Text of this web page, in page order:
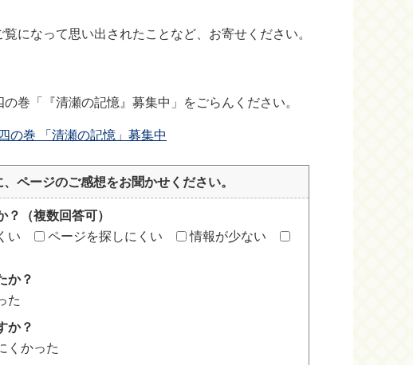
になって思い出されたことなど、お寄せください。
巻「『清瀬の記憶』募集中」をごらんください。
の巻 「清瀬の記憶」募集中
ページのご感想をお聞かせください。
（複数回答可）
い ページを探しにくい
情報が少ない
か？
た
か？
くかった